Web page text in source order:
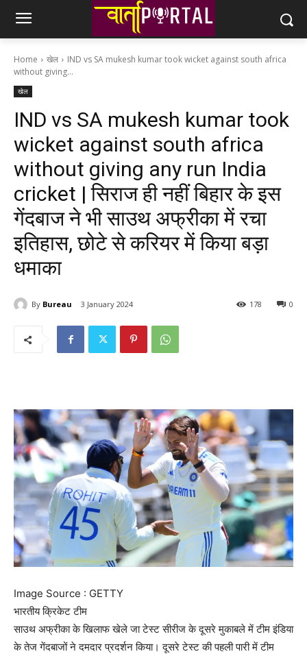
Home खेल
IND vs SA mukesh kumar took wicket against south africa
without giving...
खेल
IND vs SA mukesh kumar took
wicket against south africa
without giving any run India
cricket | सिराज ही नहीं बिहार के इस
गेंदबाज ने भी साउथ अफ्रीका में रचा
इतिहास, छोटे से करियर में किया बड़ा
धमाका
By Bureau 3 January 2024 0
178
Image Source : GETTY
भारतीय क्रिकेट टीम
साउथ अफ्रीका के खिलाफ खेले जा टेस्ट सीरीज के दूसरे मुकाबले में टीम इंडिया
के तेज गेंदबाजों ने दमदार प्रदर्शन किया। दूसरे टेस्ट की पहली पारी में टीम